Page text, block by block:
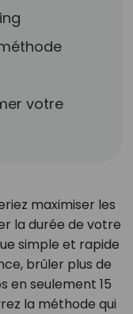
votre
maximiser les
la durée de votre
simple et rapide
brûler plus de
en seulement 15
la méthode qui